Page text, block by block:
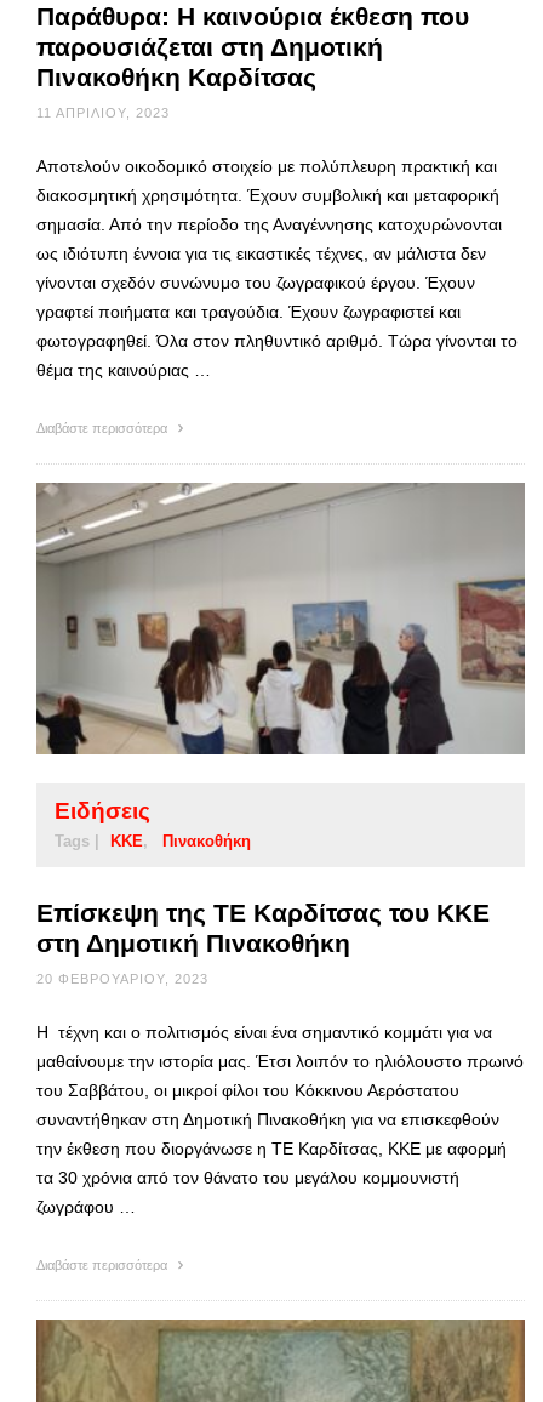
Παράθυρα: Η καινούρια έκθεση που
παρουσιάζεται στη Δημοτική
Πινακοθήκη Καρδίτσας
11 ΑΠΡΙΛΊΟΥ, 2023
Αποτελούν οικοδομικό στοιχείο με πολύπλευρη πρακτική και
διακοσμητική χρησιμότητα. Έχουν συμβολική και μεταφορική
σημασία. Από την περίοδο της Αναγέννησης κατοχυρώνονται
ως ιδιότυπη έννοια για τις εικαστικές τέχνες, αν μάλιστα δεν
γίνονται σχεδόν συνώνυμο του ζωγραφικού έργου. Έχουν
γραφτεί ποιήματα και τραγούδια. Έχουν ζωγραφιστεί και
φωτογραφηθεί. Όλα στον πληθυντικό αριθμό. Τώρα γίνονται το
θέμα της καινούριας …
Διαβάστε περισσότερα
Ειδήσεις
Tags | ΚΚΕ Πινακοθήκη
Επίσκεψη της ΤΕ Καρδίτσας του ΚΚΕ
στη Δημοτική Πινακοθήκη
20 ΦΕΒΡΟΥΑΡΊΟΥ, 2023
Η τέχνη και ο πολιτισμός είναι ένα σημαντικό κομμάτι για να
μαθαίνουμε την ιστορία μας. Έτσι λοιπόν το ηλιόλουστο πρωινό
του Σαββάτου, οι μικροί φίλοι του Κόκκινου Αερόστατου
συναντήθηκαν στη Δημοτική Πινακοθήκη για να επισκεφθούν
την έκθεση που διοργάνωσε η ΤΕ Καρδίτσας, ΚΚΕ με αφορμή
τα 30 χρόνια από τον θάνατο του μεγάλου κομμουνιστή
ζωγράφου …
Διαβάστε περισσότερα